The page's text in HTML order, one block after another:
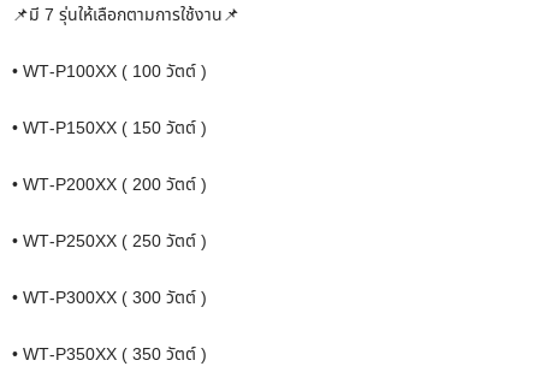
📌มี 7 รุ่นให้เลือกตามการใช้งาน📌
• WT-P100XX ( 100 วัตต์ )
• WT-P150XX ( 150 วัตต์ )
• WT-P200XX ( 200 วัตต์ )
• WT-P250XX ( 250 วัตต์ )
• WT-P300XX ( 300 วัตต์ )
• WT-P350XX ( 350 วัตต์ )